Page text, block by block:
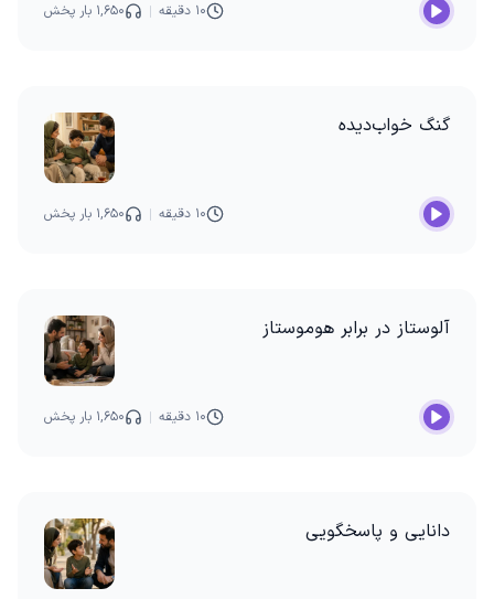
۱۰ دقیقه ۱,۶۵۰ بار پخش
گنگ خواب‌دیده
۱۰ دقیقه ۱,۶۵۰ بار پخش
آلوستاز در برابر هوموستاز
۱۰ دقیقه ۱,۶۵۰ بار پخش
دانایی و پاسخگویی